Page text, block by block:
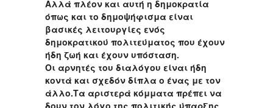
Αλλά πλέον και αυτή η δημοκρατία
όπως και το δημοψήφισμα είναι
βασικές λειτουργίες ενός
δημοκρατικού πολιτεύματος που έχουν
ήδη ζωή και έχουν υπόσταση.
Οι αρνητές του διαλόγου είναι ήδη
κοντά και σχεδόν δίπλα ο ένας με τον
άλλο.Τα αριστερά κόμματα πρέπει να